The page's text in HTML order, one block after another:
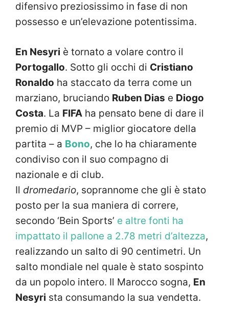
difensivo preziosissimo in fase di non
possesso e un’elevazione potentissima.
En Nesyri è tornato a volare contro il
Portogallo. Sotto gli occhi di Cristiano
Ronaldo ha staccato da terra come un
marziano, bruciando Ruben Dias e Diogo
Costa. La FIFA ha pensato bene di dare il
premio di MVP – miglior giocatore della
partita – a Bono, che lo ha chiaramente
condiviso con il suo compagno di
nazionale e di club.
Il dromedario, soprannome che gli è stato
posto per la sua maniera di correre,
secondo ‘Bein Sports’ e altre fonti ha
impattato il pallone a 2.78 metri d’altezza,
realizzando un salto di 90 centimetri. Un
salto mondiale nel quale è stato sospinto
da un popolo intero. Il Marocco sogna, En
Nesyri sta consumando la sua vendetta.